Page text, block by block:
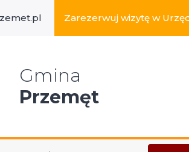
Zarezerwuj wizytę w
Gmina
Przemęt
Wyszukaj w serwisie